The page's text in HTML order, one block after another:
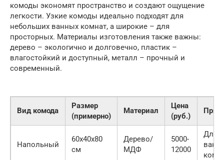
комоды экономят пространство и создают ощущение
легкости. Узкие комоды идеально подходят для
небольших ванных комнат, а широкие – для
просторных. Материалы изготовления также важны:
дерево – экологично и долговечно, пластик –
влагостойкий и доступный, металл – прочный и
современный.
Вид комода
Размер
(примерно)
Материал
Цена
(руб.)
Напольный
60x40x80
см
Дерево/
МДФ
5000-
12000
Для